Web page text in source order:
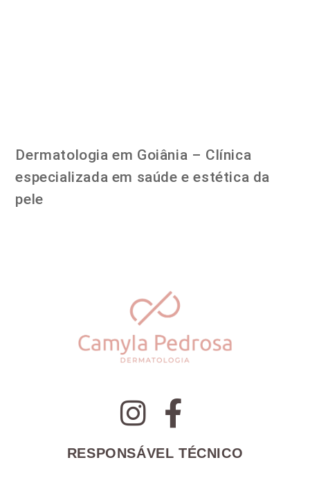
Dermatologia em Goiânia – Clínica
especializada em saúde e estética da
pele
RESPONSÁVEL TÉCNICO